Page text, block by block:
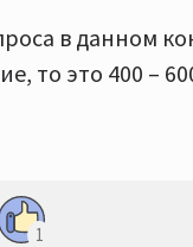
в данном
то это 400 –
1